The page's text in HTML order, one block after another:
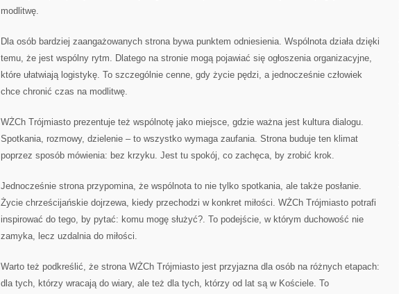
modlitwę.
Dla osób bardziej zaangażowanych strona bywa punktem odniesienia. Wspólnota działa dzięki
temu, że jest wspólny rytm. Dlatego na stronie mogą pojawiać się ogłoszenia organizacyjne,
które ułatwiają logistykę. To szczególnie cenne, gdy życie pędzi, a jednocześnie człowiek
chce chronić czas na modlitwę.
WŻCh Trójmiasto prezentuje też wspólnotę jako miejsce, gdzie ważna jest kultura dialogu.
Spotkania, rozmowy, dzielenie – to wszystko wymaga zaufania. Strona buduje ten klimat
poprzez sposób mówienia: bez krzyku. Jest tu spokój, co zachęca, by zrobić krok.
Jednocześnie strona przypomina, że wspólnota to nie tylko spotkania, ale także posłanie.
Życie chrześcijańskie dojrzewa, kiedy przechodzi w konkret miłości. WŻCh Trójmiasto potrafi
inspirować do tego, by pytać: komu mogę służyć?. To podejście, w którym duchowość nie
zamyka, lecz uzdalnia do miłości.
Warto też podkreślić, że strona WŻCh Trójmiasto jest przyjazna dla osób na różnych etapach:
dla tych, którzy wracają do wiary, ale też dla tych, którzy od lat są w Kościele. To